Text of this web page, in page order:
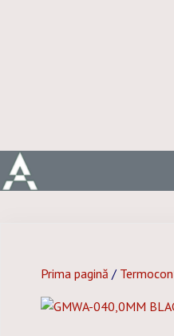
Prima pagină /